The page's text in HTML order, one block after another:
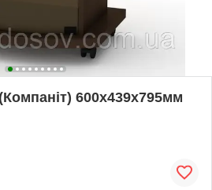
600х439х795мм